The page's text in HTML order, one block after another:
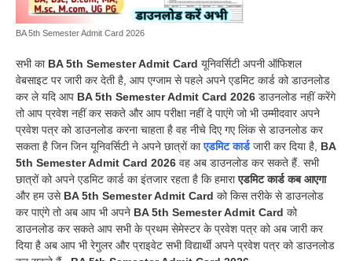
BA 5th Semester Admit Card 2026
सभी का BA 5th Semester Admit Card यूनिवर्सिटी अपनी ऑफिशल
वेबसाइट पर जारी कर देती है, आप एग्जाम से पहले अपने एडमिट कार्ड को डाउनलोड
कर ले यदि आप BA 5th Semester Admit Card 2026 डाउनलोड नहीं करेंगे
तो आप प्रवेश नहीं कर सकते और आप परीक्षा नहीं दे पाएंगे जो भी उम्मीदवार अपने
प्रवेश पत्र को डाउनलोड करना चाहता है वह नीचे दिए गए लिंक से डाउनलोड कर
सकता है जिन जिन यूनिवर्सिटी ने अपने छात्रों काएडमिट कार्डजारी कर दिया है, BA
5th Semester Admit Card 2026 वह अब डाउनलोड कर सकते हैं. सभी
छात्रों को अपने एडमिट कार्ड का इंतजार रहता है कि हमाराएडमिट कार्ड कब आएगा
और हम उसे BA 5th Semester Admit Card को किस तरीके से डाउनलोड
कर पाएंगे तो अब आप भी अपने BA 5th Semester Admit Card को
डाउनलोड कर सकते आप सभी के प्रथम सेमेस्टर के प्रवेश पत्र को अब जारी कर
दिया है अब आप भी रेगुलर और प्राइवेट सभी विद्यार्थी अपने प्रवेश पत्र को डाउनलोड